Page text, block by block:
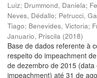
Luiz; Drummond, Daniela;
Neves, Dédallo; Petrucci,
Tiago; Benevides, Victoria;
Januario, Priscila (2018)
Base de dados referente à
respeito do impeachment
de dezembro de 2015
impeachment) até 31 de